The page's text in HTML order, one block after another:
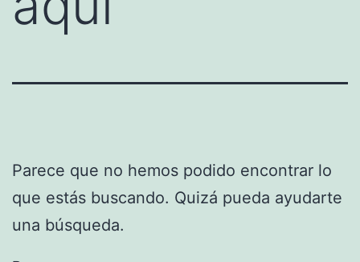
Parece que no hemos podido encontrar lo
que estás buscando. Quizá pueda ayudarte
una búsqueda.